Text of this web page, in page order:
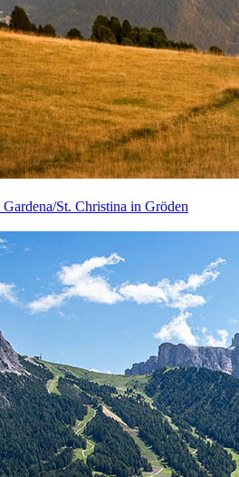
St. Christina in Gröden